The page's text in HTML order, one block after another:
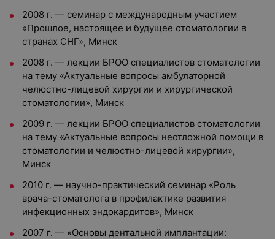
2008 г. — семинар с международным участием
«Прошлое, настоящее и будущее стоматологии в
странах СНГ», Минск
2008 г. — лекции БРОО специалистов стоматологии
на тему «Актуальные вопросы амбулаторной
челюстно-лицевой хирургии и хирургической
стоматологии», Минск
2009 г. — лекции БРОО специалистов стоматологии
на тему «Актуальные вопросы неотложной помощи в
стоматологии и челюстно-лицевой хирургии»,
Минск
2010 г. — научно-практический семинар «Роль
врача-стоматолога в профилактике развития
инфекционных эндокардитов», Минск
2007 г. — «Основы дентальной имплантации: